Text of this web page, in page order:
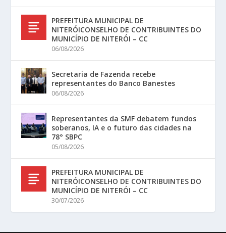
PREFEITURA MUNICIPAL DE
NITERÓICONSELHO DE CONTRIBUINTES DO
MUNICÍPIO DE NITERÓI – CC
06/08/2026
Secretaria de Fazenda recebe
representantes do Banco Banestes
06/08/2026
Representantes da SMF debatem fundos
soberanos, IA e o futuro das cidades na
78° SBPC
05/08/2026
PREFEITURA MUNICIPAL DE
NITERÓICONSELHO DE CONTRIBUINTES DO
MUNICÍPIO DE NITERÓI – CC
30/07/2026